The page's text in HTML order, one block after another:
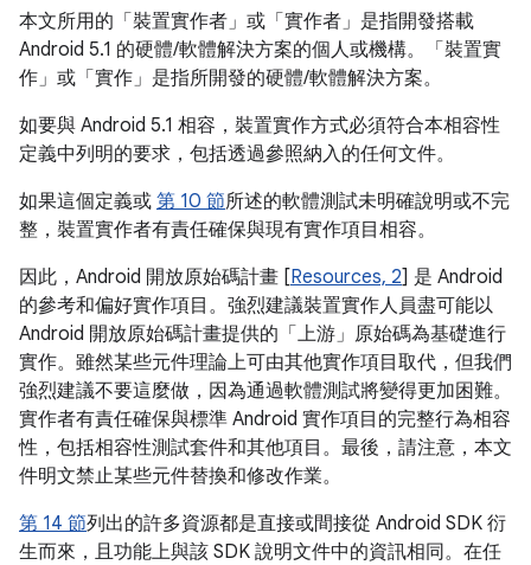
本文所用的「裝置實作者」或「實作者」是指開發搭載
Android 5.1 的硬體/軟體解決方案的個人或機構。「裝置實
作」或「實作」是指所開發的硬體/軟體解決方案。
如要與 Android 5.1 相容，裝置實作方式必須符合本相容性
定義中列明的要求，包括透過參照納入的任何文件。
如果這個定義或 第 10 節所述的軟體測試未明確說明或不完
整，裝置實作者有責任確保與現有實作項目相容。
因此，Android 開放原始碼計畫 [Resources, 2] 是 Android
的參考和偏好實作項目。強烈建議裝置實作人員盡可能以
Android 開放原始碼計畫提供的「上游」原始碼為基礎進行
實作。雖然某些元件理論上可由其他實作項目取代，但我們
強烈建議不要這麼做，因為通過軟體測試將變得更加困難。
實作者有責任確保與標準 Android 實作項目的完整行為相容
性，包括相容性測試套件和其他項目。最後，請注意，本文
件明文禁止某些元件替換和修改作業。
第 14 節列出的許多資源都是直接或間接從 Android SDK 衍
生而來，且功能上與該 SDK 說明文件中的資訊相同。在任